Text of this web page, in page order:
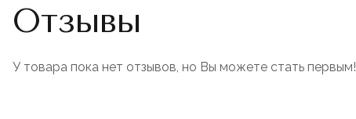
Отзывы
У товара пока нет отзывов, но Вы можете стать первым!